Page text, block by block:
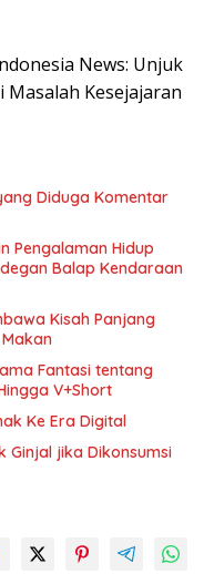
News: Unjuk
Masalah Kesejajaran
Diduga Komentar
Pengalaman Hidup
Balap Kendaraan
Kisah Panjang
Fantasi tentang
V+Short
Ke Era Digital
Ginjal jika Dikonsumsi